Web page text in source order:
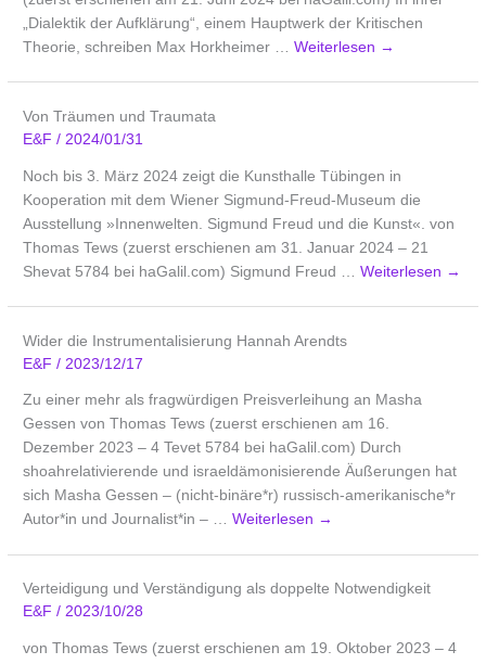
„Dialektik der Aufklärung“, einem Hauptwerk der Kritischen
Theorie, schreiben Max Horkheimer …Weiterlesen →
Von Träumen und Traumata
E&F/ 2024/01/31
Noch bis 3. März 2024 zeigt die Kunsthalle Tübingen in
Kooperation mit dem Wiener Sigmund-Freud-Museum die
Ausstellung »Innenwelten. Sigmund Freud und die Kunst«. von
Thomas Tews (zuerst erschienen am 31. Januar 2024 – 21
Shevat 5784 bei haGalil.com) Sigmund Freud …Weiterlesen →
Wider die Instrumentalisierung Hannah Arendts
E&F/ 2023/12/17
Zu einer mehr als fragwürdigen Preisverleihung an Masha
Gessen von Thomas Tews (zuerst erschienen am 16.
Dezember 2023 – 4 Tevet 5784 bei haGalil.com) Durch
shoahrelativierende und israeldämonisierende Äußerungen hat
sich Masha Gessen – (nicht-binäre*r) russisch-amerikanische*r
Autor*in und Journalist*in – …Weiterlesen →
Verteidigung und Verständigung als doppelte Notwendigkeit
E&F/2023/10/28
von Thomas Tews (zuerst erschienen am 19. Oktober 2023 – 4